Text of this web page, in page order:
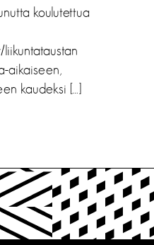
koulutettua
aikaiseen,
kaudeksi […]